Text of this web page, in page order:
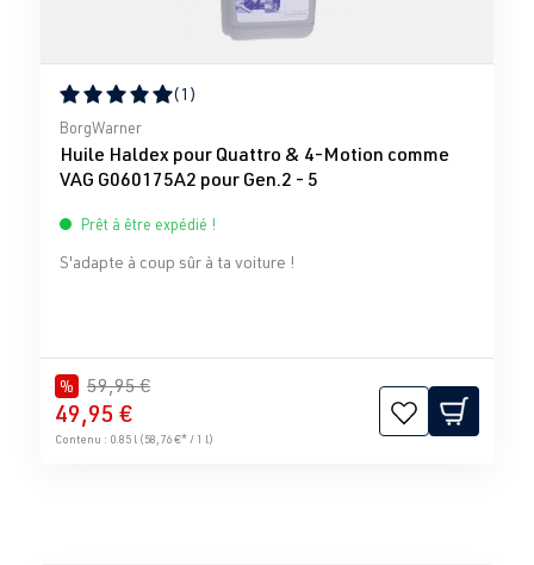
Note moyenne de 5 sur 5 étoiles
(1)
BorgWarner
Huile Haldex pour Quattro & 4-Motion comme
VAG G060175A2 pour Gen.2 - 5
Prêt à être expédié !
S'adapte à coup sûr à ta voiture !
% 59,95 €
49,95 €
Contenu : 0.85 l (58,76 €* / 1 l)